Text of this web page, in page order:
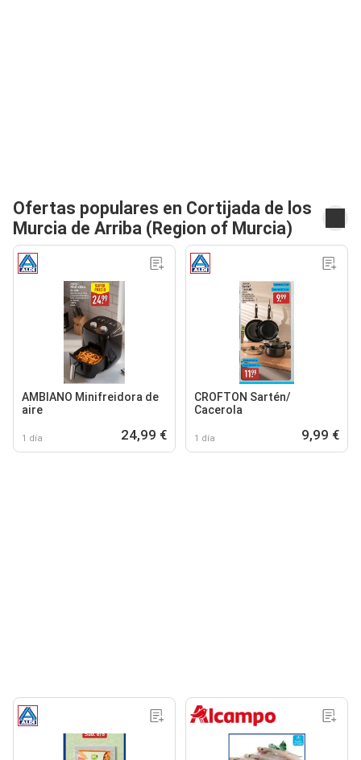
Ofertas populares en Cortijada de los
Murcia de Arriba (Region of Murcia)
AMBIANO Minifreidora de
aire
1 día 24,99 €
CROFTON Sartén/
Cacerola
1 día 9,99 €